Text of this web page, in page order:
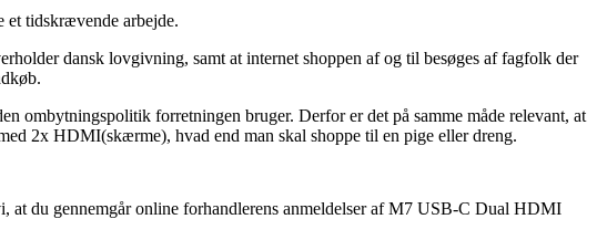
et tidskrævende arbejde.
dansk lovgivning, samt at internet shoppen af og til besøges af fagfolk der
ombytningspolitik forretningen bruger. Derfor er det på samme måde relevant, at
2x HDMI(skærme), hvad end man skal shoppe til en pige eller dreng.
at du gennemgår online forhandlerens anmeldelser af M7 USB-C Dual HDMI